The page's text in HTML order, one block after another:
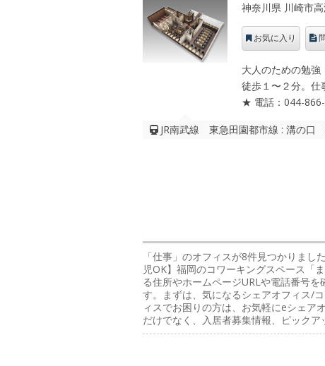
神奈川県 川崎市
お気に入り
大人のための勉強
徒歩１〜２分。仕
★ 電話：044-
JR南武線 東急田園都市線 : 溝の口
「仕事」のオフィスが8件見つかりまし
児OK】福岡のコワーキングスペース「
る住所やホームページURLや電話番号
す。まずは、気になるシェアオフィス/
ィスでお困りの方は、お気軽にeシェア
だけでなく、入居者募集情報、ピック